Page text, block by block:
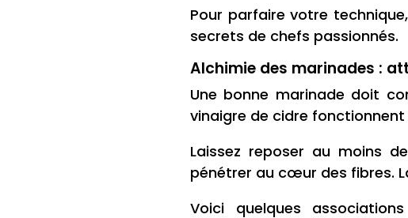
Pour parfaire votre
secrets de chefs passionnés.
Alchimie des marinades :
Une bonne marinade doit
vinaigre de cidre
Laissez reposer au moins
pénétrer au cœur des fibres.
Voici quelques